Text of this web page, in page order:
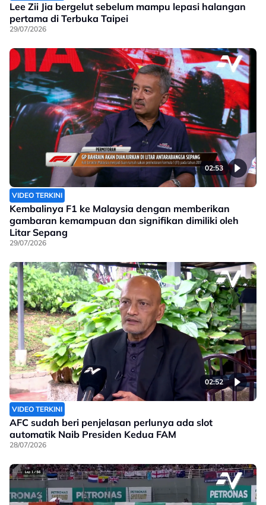
Lee Zii Jia bergelut sebelum mampu lepasi halangan
pertama di Terbuka Taipei
29/07/2026
02:53
VIDEO TERKINI
Kembalinya F1 ke Malaysia dengan memberikan
gambaran kemampuan dan signifikan dimiliki oleh
Litar Sepang
29/07/2026
02:52
VIDEO TERKINI
AFC sudah beri penjelasan perlunya ada slot
automatik Naib Presiden Kedua FAM
28/07/2026